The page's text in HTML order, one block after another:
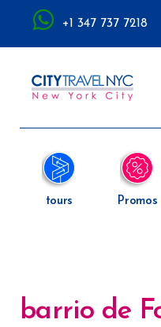
+1 347 737 7218
tours Promos
barrio de